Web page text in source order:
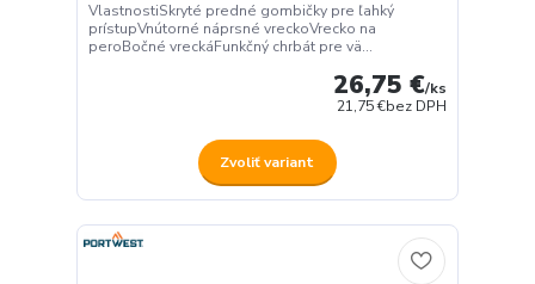
VlastnostiSkryté predné gombičky pre ľahký
prístupVnútorné náprsné vreckoVrecko na
peroBočné vreckáFunkčný chrbát pre vä...
26,75 €/ks
21,75 €bez DPH
Zvoliť variant